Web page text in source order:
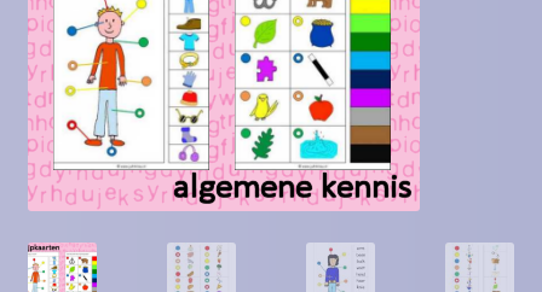
Contact
Homepagina
Mijn account
Privacy Policy